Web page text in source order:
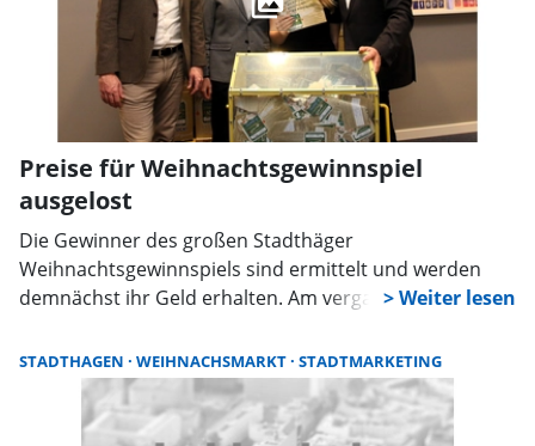
Preise für Weihnachtsgewinnspiel
ausgelost
Die Gewinner des großen Stadthäger
Weihnachtsgewinnspiels sind ermittelt und werden
demnächst ihr Geld erhalten. Am vergangenen
Volksbank Hameln-Stadthagen in der Kreisstadt.
STADTHAGEN WEIHNACHSMARKT STADTMARKETING